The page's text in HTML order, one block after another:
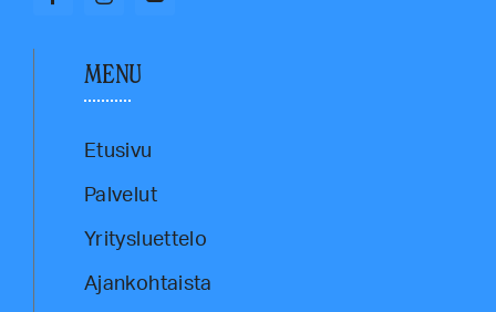
MENU
Etusivu
Palvelut
Yritysluettelo
Ajankohtaista